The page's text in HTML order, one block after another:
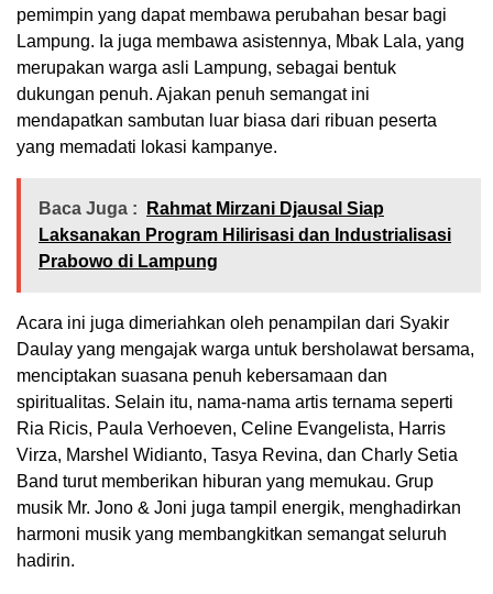
pemimpin yang dapat membawa perubahan besar bagi
Lampung. Ia juga membawa asistennya, Mbak Lala, yang
merupakan warga asli Lampung, sebagai bentuk
dukungan penuh. Ajakan penuh semangat ini
mendapatkan sambutan luar biasa dari ribuan peserta
yang memadati lokasi kampanye.
Baca Juga :
Rahmat Mirzani Djausal Siap
Laksanakan Program Hilirisasi dan Industrialisasi
Prabowo di Lampung
Acara ini juga dimeriahkan oleh penampilan dari Syakir
Daulay yang mengajak warga untuk bersholawat bersama,
menciptakan suasana penuh kebersamaan dan
spiritualitas. Selain itu, nama-nama artis ternama seperti
Ria Ricis, Paula Verhoeven, Celine Evangelista, Harris
Virza, Marshel Widianto, Tasya Revina, dan Charly Setia
Band turut memberikan hiburan yang memukau. Grup
musik Mr. Jono & Joni juga tampil energik, menghadirkan
harmoni musik yang membangkitkan semangat seluruh
hadirin.